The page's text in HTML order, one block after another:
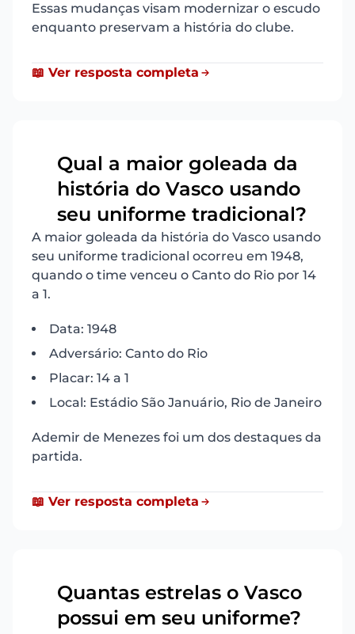
Essas mudanças visam modernizar o escudo
enquanto preservam a história do clube.
📖 Ver resposta completa
Qual a maior goleada da
história do Vasco usando
seu uniforme tradicional?
A maior goleada da história do Vasco usando
seu uniforme tradicional ocorreu em 1948,
quando o time venceu o Canto do Rio por 14
a 1.
Data: 1948
Adversário: Canto do Rio
Placar: 14 a 1
Local: Estádio São Januário, Rio de Janeiro
Ademir de Menezes foi um dos destaques da
partida.
📖 Ver resposta completa
Quantas estrelas o Vasco
possui em seu uniforme?